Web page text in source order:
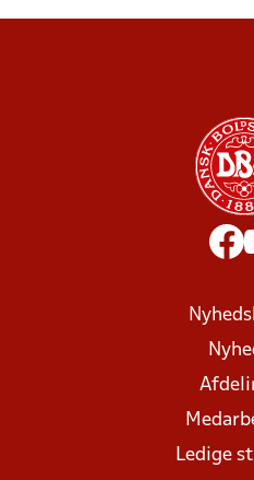
Ledige